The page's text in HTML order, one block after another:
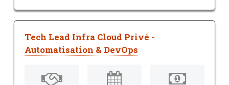
Tech Lead Infra Cloud Privé -
Automatisation & DevOps